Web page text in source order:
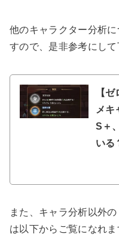
他のキャラクター分析
すので、是非参考にして
【
メキ
S＋
いる
また、キャラ分析以外
は以下からご覧になれ